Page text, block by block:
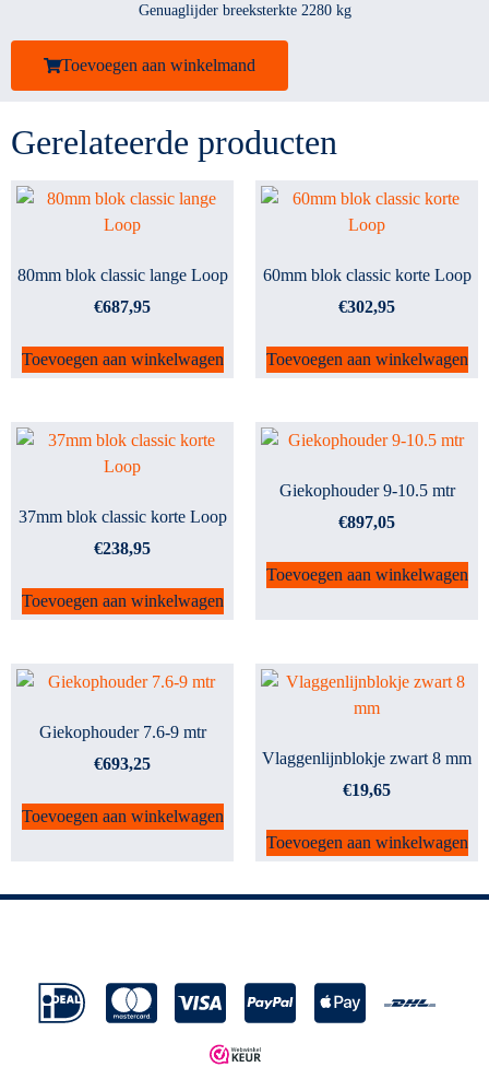
Genuaglijder breeksterkte 2280 kg
Toevoegen aan winkelmand
Gerelateerde producten
80mm blok classic lange Loop
€687,95
Toevoegen aan winkelwagen
60mm blok classic korte Loop
€302,95
Toevoegen aan winkelwagen
37mm blok classic korte Loop
€238,95
Toevoegen aan winkelwagen
Giekophouder 9-10.5 mtr
€897,05
Toevoegen aan winkelwagen
Giekophouder 7.6-9 mtr
€693,25
Toevoegen aan winkelwagen
Vlaggenlijnblokje zwart 8 mm
€19,65
Toevoegen aan winkelwagen